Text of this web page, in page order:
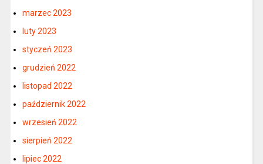
marzec 2023
luty 2023
styczeń 2023
grudzień 2022
listopad 2022
październik 2022
wrzesień 2022
sierpień 2022
lipiec 2022